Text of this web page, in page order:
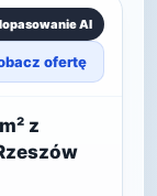
AI
ofertę
z